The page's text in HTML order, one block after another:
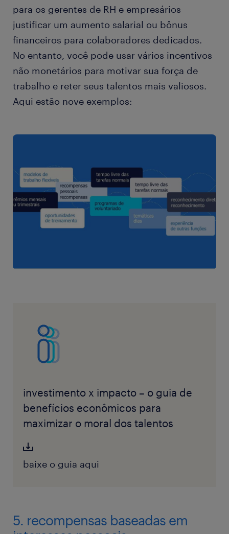
para os gerentes de RH e empresários
justificar um aumento salarial ou bônus
financeiros para colaboradores dedicados.
No entanto, você pode usar vários incentivos
não monetários para motivar sua força de
trabalho e reter seus talentos mais valiosos.
Aqui estão nove exemplos:
investimento x impacto – o guia de
benefícios econômicos para
maximizar o moral dos talentos
baixe o guia aqui
5. recompensas baseadas em